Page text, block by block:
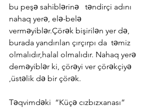
bu peşə sahiblərinə   təndirçi adını
nahaq yerə, elə-belə
verməyiblər.Çörək bişirilən yer də,
burada yandırılan çırçırpı da  təmiz
olmalıdır,halal olmalıdır. Nahaq yerə
deməyiblər ki, çörəyi ver çörəkçiyə
,üstəlik də bir çörək.
Təqvimdəki  “Küçə cızbızxanası”